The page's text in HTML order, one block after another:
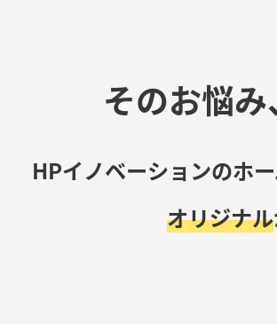
そのお悩み
HPイノベーションのホー
オリジナル